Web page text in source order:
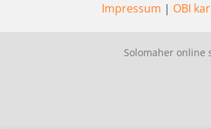
Impressum | OBI
Solomaher online